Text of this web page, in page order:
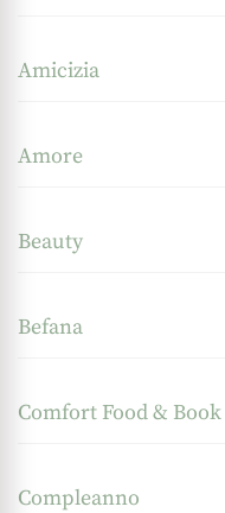
Amicizia
Amore
Beauty
Befana
Comfort Food & Book
Compleanno